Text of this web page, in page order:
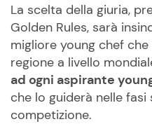
La scelta della giuria,
Golden Rules, sarà
migliore young chef
regione a livello
ad ogni aspirante
che lo guiderà nelle fasi
competizione.